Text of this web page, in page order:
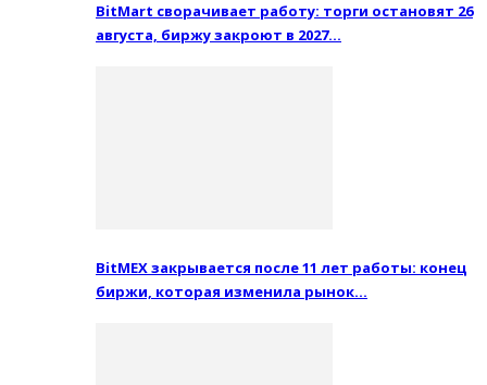
BitMart сворачивает работу: торги остановят 26
августа, биржу закроют в 2027…
BitMEX закрывается после 11 лет работы: конец
биржи, которая изменила рынок…